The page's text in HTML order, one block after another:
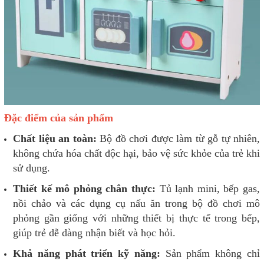
Đặc điểm của sản phẩm
Chất liệu an toàn: Bộ đồ chơi được làm từ gỗ tự nhiên,
không chứa hóa chất độc hại, bảo vệ sức khỏe của trẻ khi
sử dụng.
Thiết kế mô phỏng chân thực: Tủ lạnh mini, bếp gas,
nồi chảo và các dụng cụ nấu ăn trong bộ đồ chơi mô
phỏng gần giống với những thiết bị thực tế trong bếp,
giúp trẻ dễ dàng nhận biết và học hỏi.
Khả năng phát triển kỹ năng: Sản phẩm không chỉ